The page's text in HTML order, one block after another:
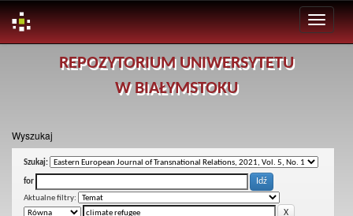
REPOZYTORIUM UNIWERSYTETU
W BIAŁYMSTOKU
Wyszukaj
Szukaj:
for
Aktualne filtry: